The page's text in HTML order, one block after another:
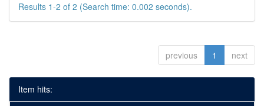
Results 1-2 of 2 (Search time: 0.002 seconds).
previous 1 next
Item hits: